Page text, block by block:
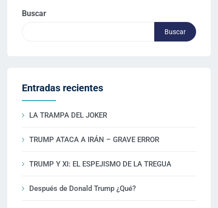
Buscar
Buscar
Entradas recientes
LA TRAMPA DEL JOKER
TRUMP ATACA A IRÁN – GRAVE ERROR
TRUMP Y XI: EL ESPEJISMO DE LA TREGUA
Después de Donald Trump ¿Qué?